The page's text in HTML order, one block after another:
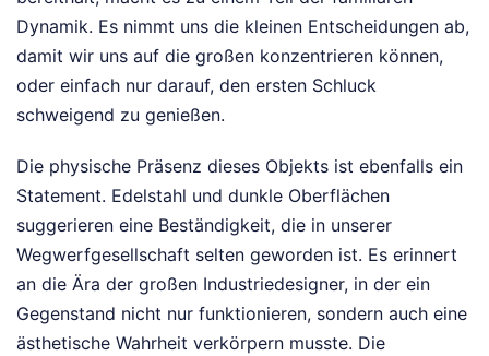
Dynamik. Es nimmt uns die kleinen Entscheidungen ab,
damit wir uns auf die großen konzentrieren können,
oder einfach nur darauf, den ersten Schluck
schweigend zu genießen.
Die physische Präsenz dieses Objekts ist ebenfalls ein
Statement. Edelstahl und dunkle Oberflächen
suggerieren eine Beständigkeit, die in unserer
Wegwerfgesellschaft selten geworden ist. Es erinnert
an die Ära der großen Industriedesigner, in der ein
Gegenstand nicht nur funktionieren, sondern auch eine
ästhetische Wahrheit verkörpern musste. Die